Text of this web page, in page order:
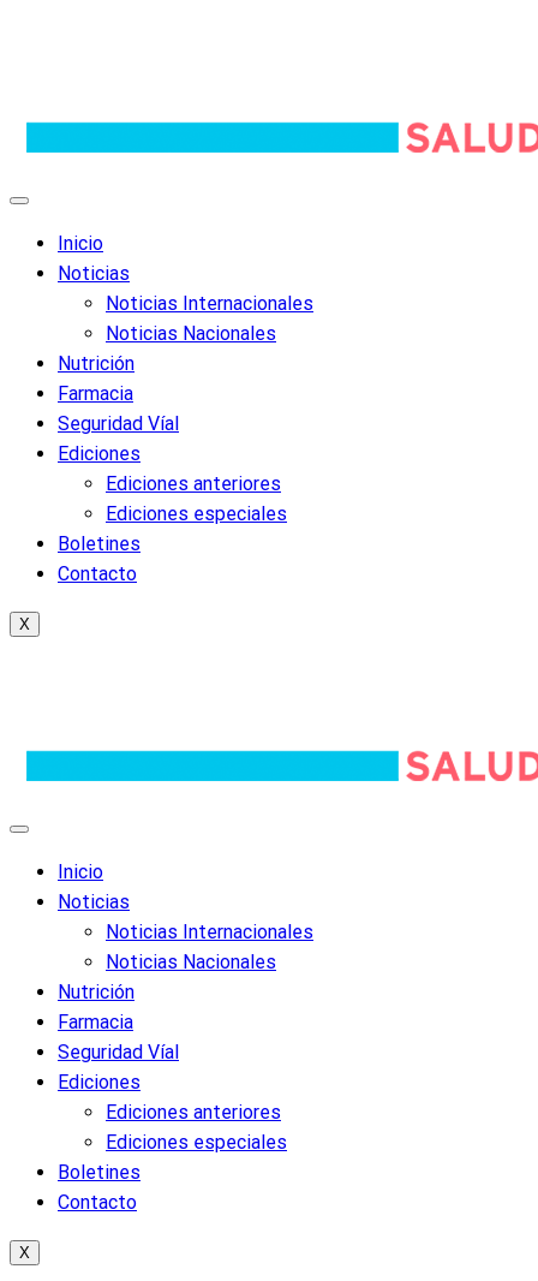
Inicio
Noticias
Noticias Internacionales
Noticias Nacionales
Nutrición
Farmacia
Seguridad Víal
Ediciones
Ediciones anteriores
Ediciones especiales
Boletines
Contacto
X
Inicio
Noticias
Noticias Internacionales
Noticias Nacionales
Nutrición
Farmacia
Seguridad Víal
Ediciones
Ediciones anteriores
Ediciones especiales
Boletines
Contacto
X